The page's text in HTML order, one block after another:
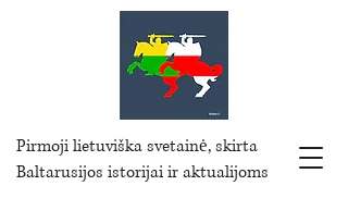
Pirmoji lietuviška svetainė, skirta
Baltarusijos istorijai ir aktualijoms